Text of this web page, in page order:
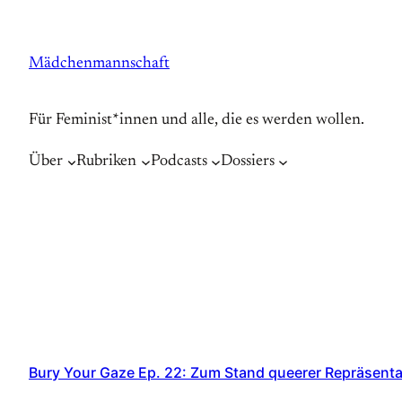
springen
Mädchenmannschaft
Für Feminist*innen und alle, die es werden wollen.
Über Rubriken Podcasts Dossiers
Bury Your Gaze Ep. 22: Zum Stand queerer